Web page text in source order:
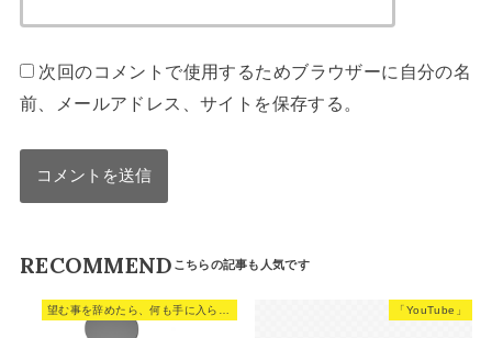
次回のコメントで使用するためブラウザーに自分の名
前、メールアドレス、サイトを保存する。
RECOMMEND
「YouTube」